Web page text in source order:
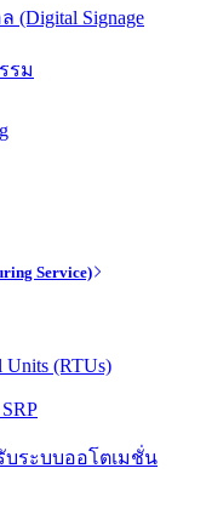
Signage
รม
Service)
Units (RTUs)
บระบบออโตเมชั่น